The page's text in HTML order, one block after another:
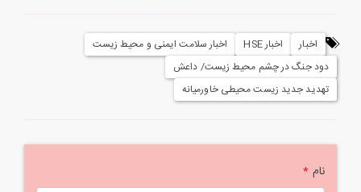
اخبار اخبار HSE
اخبار سلامت ایمنی و محیط زیست
دود جنگ در چشم محیط زیست/ داعش
تهدید جدید زیست محیطی خاورمیانه
نام*